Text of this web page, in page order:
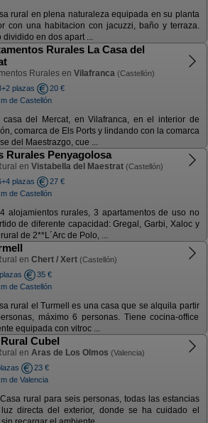
rural en plena naturaleza equipada en su planta
con una habitacion con jacuzzi, baño y terraza.
dividido en dos apart ...
Rurales La Casa del
Rurales en Vilafranca (Castellón)
plazas
20 €
de Castellón
casa del Mercat, en Vilafranca, en el interior de
comarca de Els Ports y lindando con la comarca
del Maestrazgo, cue ...
Rurales Penyagolosa
en Vistabella del Maestrat (Castellón)
plazas
27 €
de Castellón
4 alojamientos rurales, 3 apartamentos de uso no
de diferente capacidad: Gregal, Garbi, Xaloc y
de 2**L´Arc de Polo, ...
en Chert / Xert (Castellón)
35 €
de Castellón
rural el Turmell es una casa que se alquila partir
máximo 6 personas. Tiene cocina-office
equipada con vitroc ...
Cubel
en Aras de Los Olmos (Valencia)
23 €
de Valencia
Casa rural para seis personas, todas las estancias
directa del exterior, donde se ha cuidado el